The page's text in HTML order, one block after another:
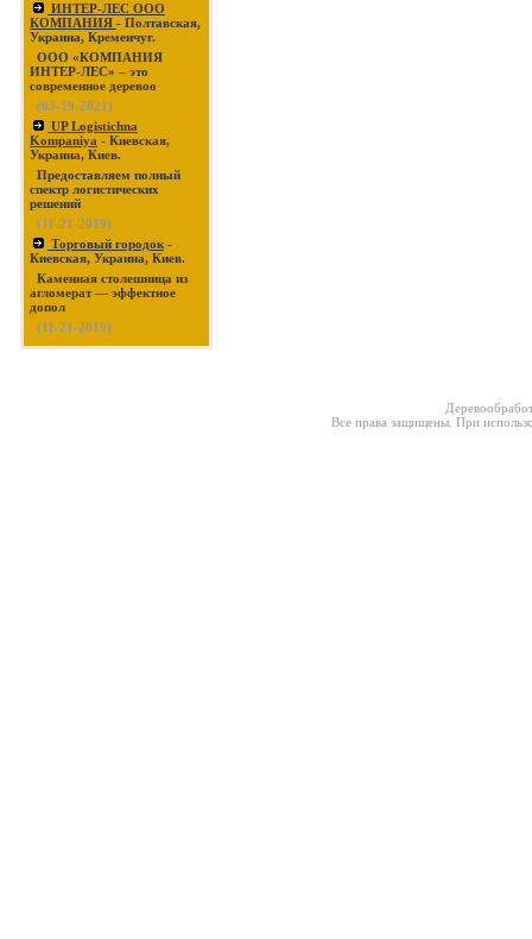
ИНТЕР-ЛЕС ООО
КОМПАНИЯ - Полтавская,
Украина, Кременчуг.
ООО «КОМПАНИЯ
ИНТЕР-ЛЕС» – это
современное деревоо
(03-19-2021)
UP Logistichna
Kompaniya - Киевская,
Украина, Киев.
Предоставляем полный
спектр логистических
решений
(11-21-2019)
Торговый городок -
Киевская, Украина, Киев.
Каменная столешница из
агломерат — эффектное
допол
(11-21-2019)
Все права защищены. При